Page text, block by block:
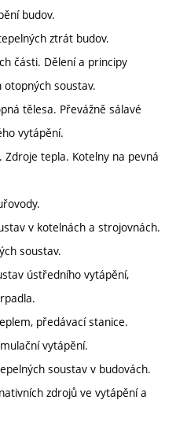
budov.
ztrát budov.
části. Dělení a principy
soustav.
tělesa. Převážně sálavé
vytápění.
tepla. Kotelny na pevná
v kotelnách a strojovnách.
soustav.
ústředního vytápění,
předávací stanice.
vytápění.
soustav v budovách.
zdrojů ve vytápění a